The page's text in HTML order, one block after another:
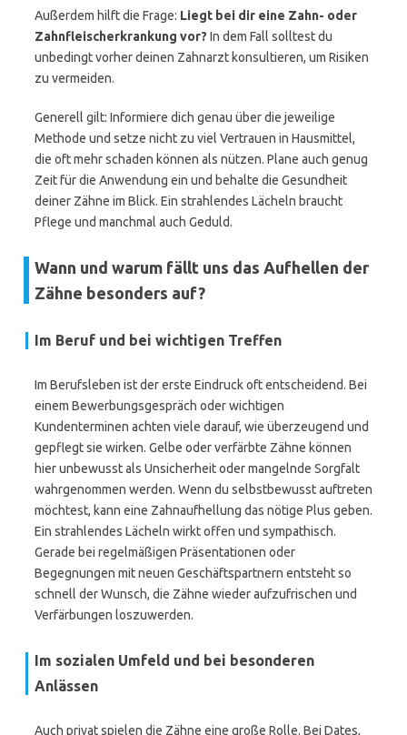
Außerdem hilft die Frage: Liegt bei dir eine Zahn- oder
Zahnfleischerkrankung vor? In dem Fall solltest du
unbedingt vorher deinen Zahnarzt konsultieren, um Risiken
zu vermeiden.
Generell gilt: Informiere dich genau über die jeweilige
Methode und setze nicht zu viel Vertrauen in Hausmittel,
die oft mehr schaden können als nützen. Plane auch genug
Zeit für die Anwendung ein und behalte die Gesundheit
deiner Zähne im Blick. Ein strahlendes Lächeln braucht
Pflege und manchmal auch Geduld.
Wann und warum fällt uns das Aufhellen der
Zähne besonders auf?
Im Beruf und bei wichtigen Treffen
Im Berufsleben ist der erste Eindruck oft entscheidend. Bei
einem Bewerbungsgespräch oder wichtigen
Kundenterminen achten viele darauf, wie überzeugend und
gepflegt sie wirken. Gelbe oder verfärbte Zähne können
hier unbewusst als Unsicherheit oder mangelnde Sorgfalt
wahrgenommen werden. Wenn du selbstbewusst auftreten
möchtest, kann eine Zahnaufhellung das nötige Plus geben.
Ein strahlendes Lächeln wirkt offen und sympathisch.
Gerade bei regelmäßigen Präsentationen oder
Begegnungen mit neuen Geschäftspartnern entsteht so
schnell der Wunsch, die Zähne wieder aufzufrischen und
Verfärbungen loszuwerden.
Im sozialen Umfeld und bei besonderen
Anlässen
Auch privat spielen die Zähne eine große Rolle. Bei Dates,